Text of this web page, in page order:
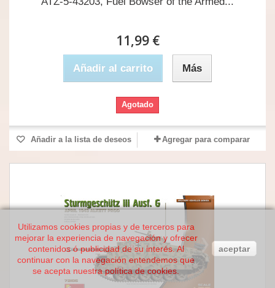
11,99 €
Añadir al carrito Más
Agotado
Añadir a la lista de deseos Agregar para comparar
Utilizamos cookies propias y de terceros para
mejorar la experiencia de navegación y ofrecer
contenidos ó publicidad de su interés. Al
continuar con la navegación entendemos que
se acepta nuestra política de cookies.
aceptar